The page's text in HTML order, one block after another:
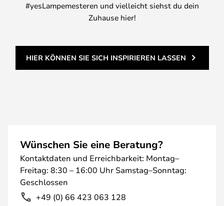
#yesLampemesteren und vielleicht siehst du dein
Zuhause hier!
HIER KÖNNEN SIE SICH INSPIRIEREN LASSEN
Wünschen Sie eine Beratung?
Kontaktdaten und Erreichbarkeit: Montag–
Freitag: 8:30 – 16:00 Uhr Samstag–Sonntag:
Geschlossen
+49 (0) 66 423 063 128